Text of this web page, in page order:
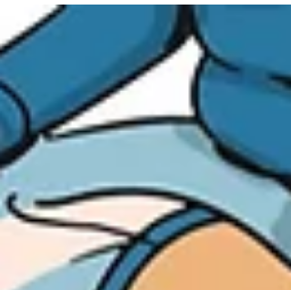
Muerte Súbita en la ACJ
Montevideo
El sábado 8 de noviembre la ACJ realizó una
capacitación sobre Muerte Súbita junto a la
Brigada de Guardavidas de Montevideo. La
instancia fortaleció la preparación de los
equipos para responder ante emergencias
cardíacas, repasando protocolos, técnicas
de RCP y uso del DEA.